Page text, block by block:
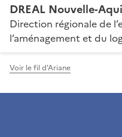
DREAL Nouvelle-
Direction régionale de
l’aménagement et du
Voir le fil d'Ariane